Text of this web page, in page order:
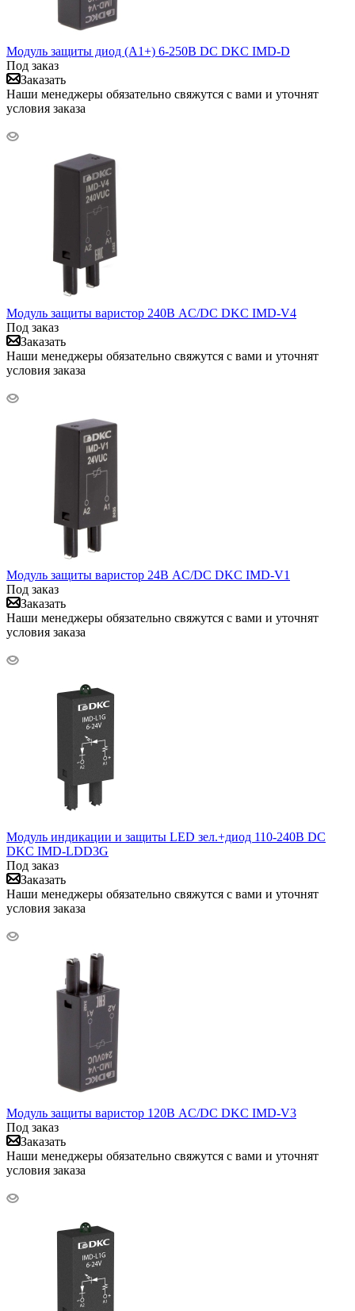
Модуль защиты диод (A1+) 6-250В DC DKC IMD-D
Под заказ
Заказать
Наши менеджеры обязательно свяжутся с вами и уточнят
условия заказа
Модуль защиты варистор 240В AC/DC DKC IMD-V4
Под заказ
Заказать
Наши менеджеры обязательно свяжутся с вами и уточнят
условия заказа
Модуль защиты варистор 24В AC/DC DKC IMD-V1
Под заказ
Заказать
Наши менеджеры обязательно свяжутся с вами и уточнят
условия заказа
Модуль индикации и защиты LED зел.+диод 110-240В DC
DKC IMD-LDD3G
Под заказ
Заказать
Наши менеджеры обязательно свяжутся с вами и уточнят
условия заказа
Модуль защиты варистор 120В AC/DC DKC IMD-V3
Под заказ
Заказать
Наши менеджеры обязательно свяжутся с вами и уточнят
условия заказа